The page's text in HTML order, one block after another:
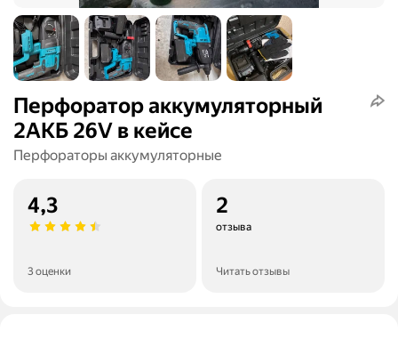
Перфоратор аккумуляторный
2АКБ 26V в кейсе
Перфораторы аккумуляторные
4,3
3 оценки
2
отзыва
Читать отзывы